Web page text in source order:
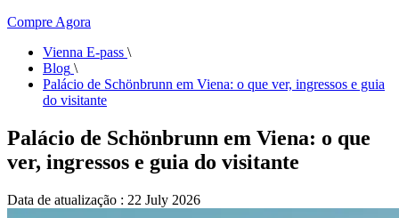
Compre Agora
Vienna E-pass \
Blog \
Palácio de Schönbrunn em Viena: o que ver, ingressos e guia
do visitante
Palácio de Schönbrunn em Viena: o que
ver, ingressos e guia do visitante
Data de atualização : 22 July 2026